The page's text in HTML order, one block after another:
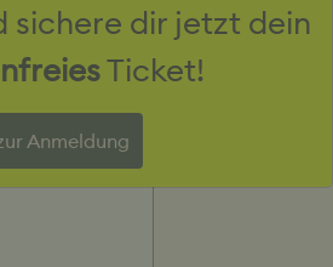
oder Feier unvergesslich machen?
Wünsche
sichere dir jetzt dein
Ticket!
Anmeldung